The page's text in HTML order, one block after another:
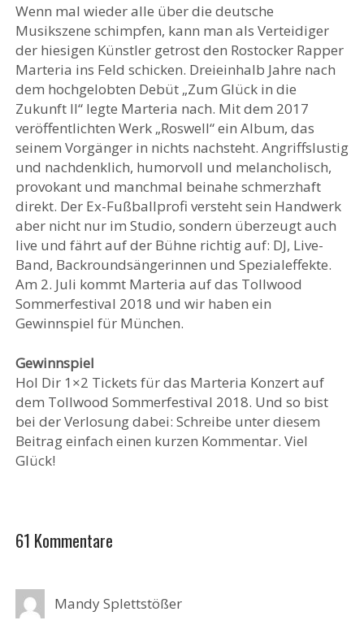
Wenn mal wieder alle über die deutsche
Musikszene schimpfen, kann man als Verteidiger
der hiesigen Künstler getrost den Rostocker Rapper
Marteria ins Feld schicken. Dreieinhalb Jahre nach
dem hochgelobten Debüt „Zum Glück in die
Zukunft II“ legte Marteria nach. Mit dem 2017
veröffentlichten Werk „Roswell“ ein Album, das
seinem Vorgänger in nichts nachsteht. Angriffslustig
und nachdenklich, humorvoll und melancholisch,
provokant und manchmal beinahe schmerzhaft
direkt. Der Ex-Fußballprofi versteht sein Handwerk
aber nicht nur im Studio, sondern überzeugt auch
live und fährt auf der Bühne richtig auf: DJ, Live-
Band, Backroundsängerinnen und Spezialeffekte.
Am 2. Juli kommt Marteria auf das Tollwood
Sommerfestival 2018 und wir haben ein
Gewinnspiel für München.
Gewinnspiel
Hol Dir 1×2 Tickets für das Marteria Konzert auf
dem Tollwood Sommerfestival 2018. Und so bist
bei der Verlosung dabei: Schreibe unter diesem
Beitrag einfach einen kurzen Kommentar. Viel
Glück!
61 Kommentare
Mandy Splettstößer